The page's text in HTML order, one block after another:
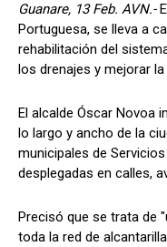
Guanare, 13 Feb. AVN.-
Portuguesa, se lleva a
rehabilitación del
los drenajes y mejorar
El alcalde Óscar Novoa
lo largo y ancho de la
municipales de
desplegadas en calles,
Precisó que se trata de
toda la red de